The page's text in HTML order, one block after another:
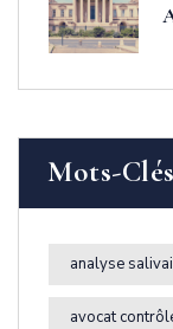
Mots-Clés
analyse
avocat